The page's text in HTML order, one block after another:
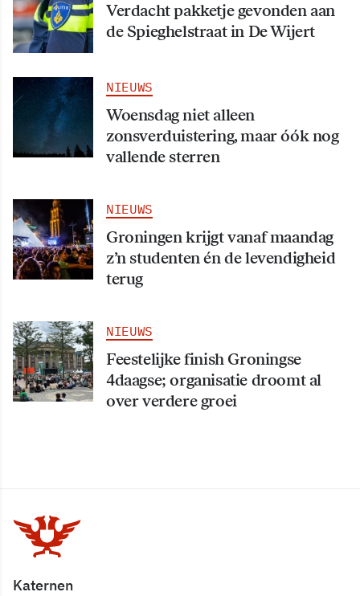
Verdacht pakketje gevonden aan
de Spieghelstraat in De Wijert
NIEUWS
Woensdag niet alleen
zonsverduistering, maar óók nog
vallende sterren
NIEUWS
Groningen krijgt vanaf maandag
z’n studenten én de levendigheid
terug
NIEUWS
Feestelijke finish Groningse
4daagse; organisatie droomt al
over verdere groei
Katernen